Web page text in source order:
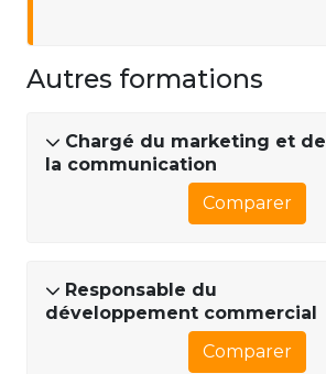
Autres formations
Chargé du marketing et de
la communication
Comparer
Responsable du
développement commercial
Comparer